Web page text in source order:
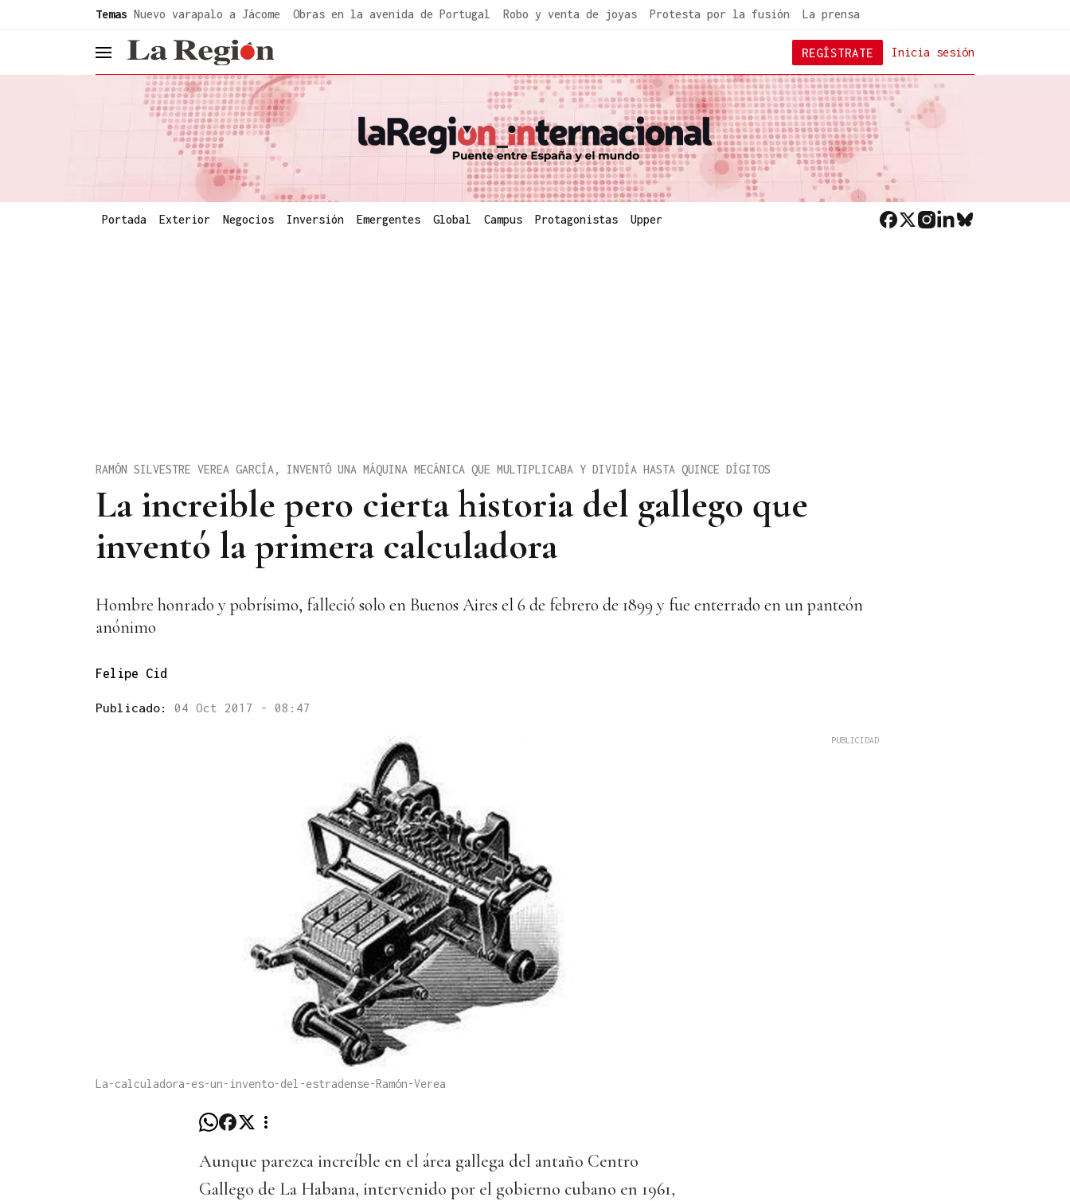
Temas Nuevo varapalo a Jácome Obras en la avenida de Portugal Robo y venta de joyas Protesta por la fusión La prensa
header.menu.open Inicia sesión
REGÍSTRATE
Portada Exterior Negocios Inversión Emergentes Global Campus Protagonistas Upper
La increible pero cierta historia del gallego que
inventó la primera calculadora
RAMÓN SILVESTRE VEREA GARCÍA, INVENTÓ UNA MÁQUINA MECÁNICA QUE MULTIPLICABA Y DIVIDÍA HASTA QUINCE DÍGITOS
Hombre honrado y pobrísimo, falleció solo en Buenos Aires el 6 de febrero de 1899 y fue enterrado en un panteón
anónimo
Felipe Cid
Publicado: 04 Oct 2017 - 08:47
La-calculadora-es-un-invento-del-estradense-Ramón-Verea
Aunque parezca increíble en el área gallega del antaño Centro
Gallego de La Habana, intervenido por el gobierno cubano en 1961,